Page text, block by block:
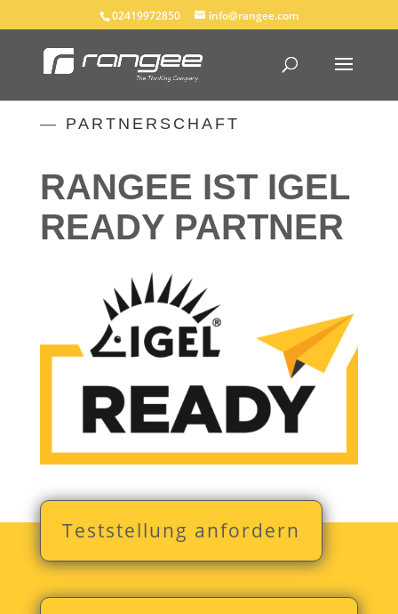
02419972850 info@rangee.com
— PARTNERSCHAFT
RANGEE IST IGEL
READY PARTNER
Teststellung anfordern